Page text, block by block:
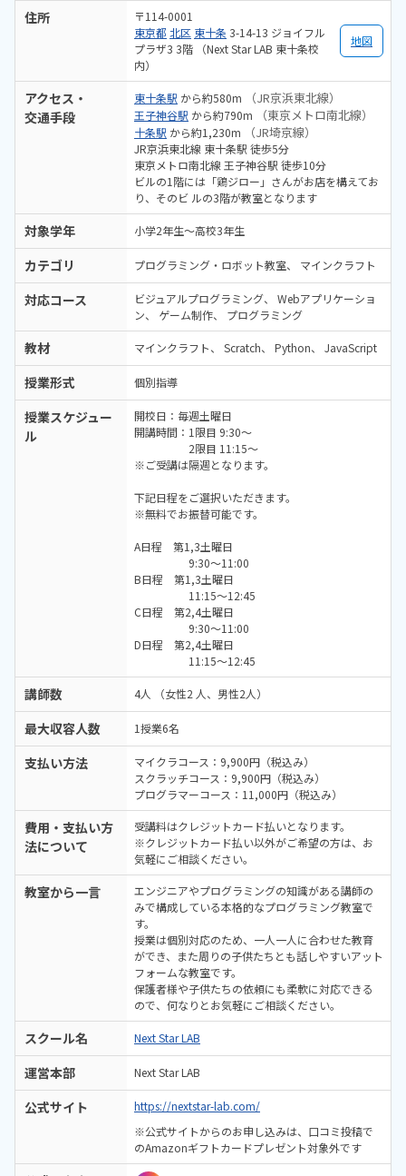
住所
〒114-0001
東京都 北区 東十条 3-14-13 ジョイフル
プラザ3 3階 （Next Star LAB 東十条校
内）
地図
アクセス・
交通手段
東十条駅 から約580m （JR京浜東北線）
王子神谷駅 から約790m （東京メトロ南北線）
十条駅 から約1,230m （JR埼京線）
JR京浜東北線 東十条駅 徒歩5分
東京メトロ南北線 王子神谷駅 徒歩10分
ビルの1階には「鶏ジロー」さんがお店を構えてお
り、そのビ ルの3階が教室となります
対象学年 小学2年生～高校3年生
カテゴリ プログラミング・ロボット教室 マインクラフト
対応コース ビジュアルプログラミング
Webアプリケーショ
ン
ゲーム制作 プログラミング
教材 マインクラフト Scratch Python JavaScript
授業形式 個別指導
授業スケジュー
ル
開校日：毎週土曜日
開講時間：1限目 9:30～
2限目 11:15～
※ご受講は隔週となります。
下記日程をご選択いただきます。
※無料でお振替可能です。
A日程 第1,3土曜日
9:30～11:00
B日程 第1,3土曜日
11:15～12:45
C日程 第2,4土曜日
9:30～11:00
D日程 第2,4土曜日
11:15～12:45
講師数 4人 （女性2 人、男性2人）
最大収容人数 1授業6名
支払い方法
マイクラコース：9,900円（税込み）
スクラッチコース：9,900円（税込み）
プログラマーコース：11,000円（税込み）
費用・支払い方
法について
受講料はクレジットカード払いとなります。
※クレジットカード払い以外がご希望の方は、お
気軽にご相談ください。
教室から一言
エンジニアやプログラミングの知識がある講師の
みで構成している本格的なプログラミング教室で
す。
授業は個別対応のため、一人一人に合わせた教育
ができ、また周りの子供たちとも話しやすいアット
フォームな教室です。
保護者様や子供たちの依頼にも柔軟に対応できる
ので、何なりとお気軽にご相談ください。
スクール名 Next Star LAB
運営本部 Next Star LAB
公式サイト
https://nextstar-lab.com/
※公式サイトからのお申し込みは、口コミ投稿で
のAmazonギフトカードプレゼント対象外です